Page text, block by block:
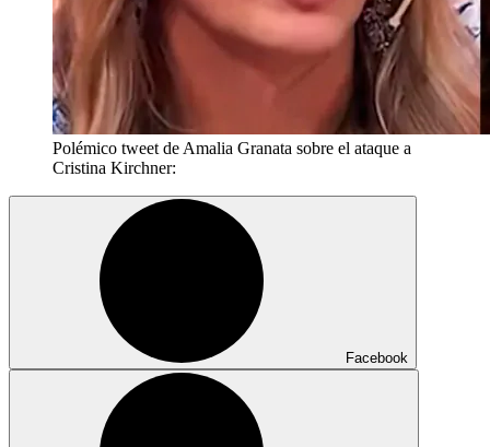
Polémico tweet de Amalia Granata sobre el ataque a
Cristina Kirchner:
Facebook